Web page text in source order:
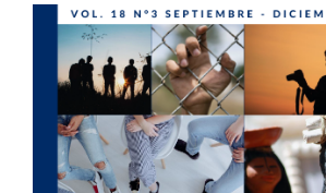
Barra
lateral
del
artículo